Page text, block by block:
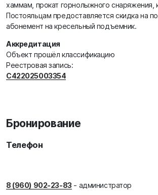
хаммам, прокат горнолыжного снаряжения,
Постояльцам предоставляется скидка на
абонемент на кресельный подъемник.
Аккредитация
Объект прошёл классификацию
Реестровая запись:
С422025003354
Бронирование
Телефон
8 (960) 902-23-83- администратор